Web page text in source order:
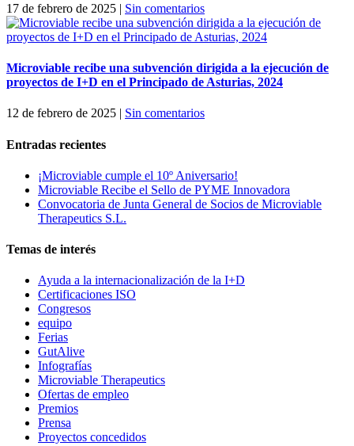
17 de febrero de 2025 | Sin comentarios
Microviable recibe una subvención dirigida a la ejecución de
proyectos de I+D en el Principado de Asturias, 2024
12 de febrero de 2025 | Sin comentarios
Entradas recientes
¡Microviable cumple el 10º Aniversario!
Microviable Recibe el Sello de PYME Innovadora
Convocatoria de Junta General de Socios de Microviable
Therapeutics S.L.
Temas de interés
Ayuda a la internacionalización de la I+D
Certificaciones ISO
Congresos
equipo
Ferias
GutAlive
Infografías
Microviable Therapeutics
Ofertas de empleo
Premios
Prensa
Proyectos concedidos